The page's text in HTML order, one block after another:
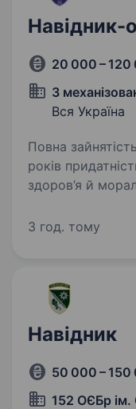
Навідник-
20 000 – 120
3
Вся Україна
Повна зайнятість. Вимоги: вік від 18 до
років придатність до служби за станом
здоров’я й
в бойових діях буде
3 год. тому
Навідник
50 000 – 150
152 ОЄБр